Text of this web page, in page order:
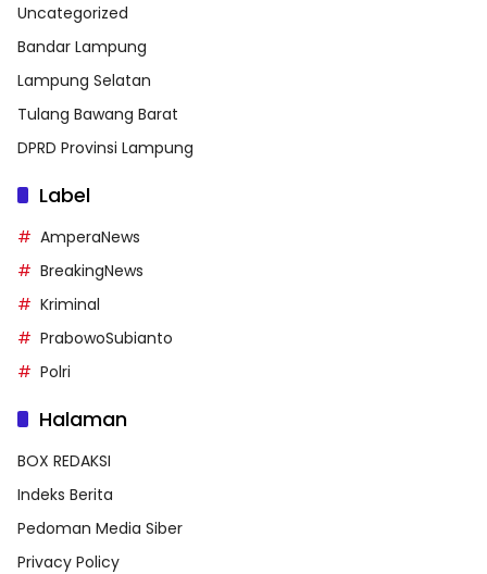
Uncategorized
Bandar Lampung
Lampung Selatan
Tulang Bawang Barat
DPRD Provinsi Lampung
Label
AmperaNews
BreakingNews
Kriminal
PrabowoSubianto
Polri
Halaman
BOX REDAKSI
Indeks Berita
Pedoman Media Siber
Privacy Policy